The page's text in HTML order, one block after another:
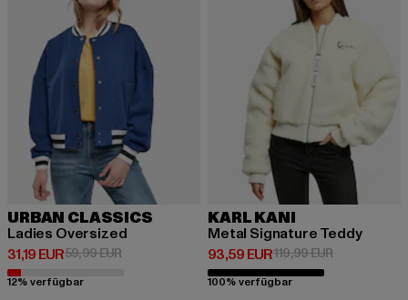
URBAN CLASSICS
Ladies Oversized
31,19 EUR
Derzeitiger Preis: 31,19 EUR
59,99 EURAktionspreis: 59,99 EUR
12% verfügbar
KARL KANI
Metal Signature Teddy
93,59 EUR
Derzeitiger Preis: 93,59 EUR
119,99 EURAktionspreis:
100% verfügbar